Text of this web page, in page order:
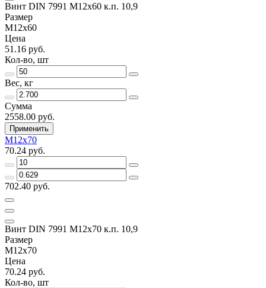
Винт DIN 7991 M12х60 к.п. 10,9
Размер
M12х60
Цена
51.16 руб.
Кол-во, шт
Вес, кг
Сумма
2558.00 руб.
Применить
M12х70
70.24 руб.
702.40 руб.
Винт DIN 7991 M12х70 к.п. 10,9
Размер
M12х70
Цена
70.24 руб.
Кол-во, шт